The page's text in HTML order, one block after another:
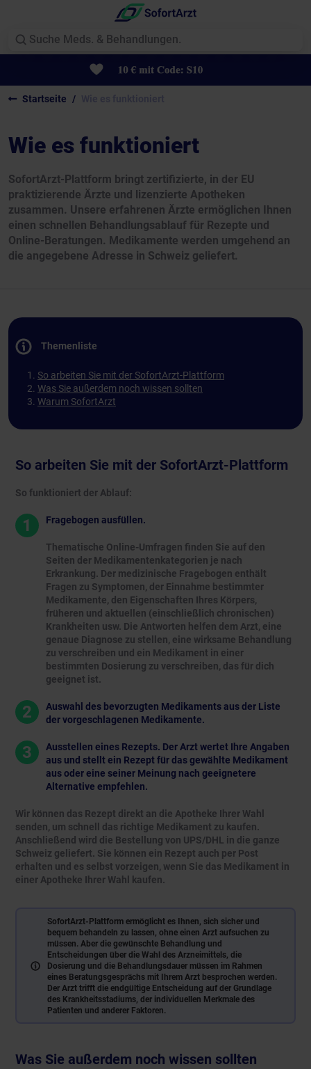
Startseite
Wie es funktioniert
SofortArzt-Plattform bringt zertifizierte, in der EU
praktizierende Ärzte und lizenzierte Apotheken
zusammen. Unsere erfahrenen Ärzte ermöglichen Ihnen
einen schnellen Behandlungsablauf für Rezepte und
Online-Beratungen. Medikamente werden umgehend an
die angegebene Adresse in Schweiz geliefert.
So arbeiten Sie mit der SofortArzt-Plattform
So funktioniert der Ablauf:
1 Fragebogen ausfüllen.
Thematische Online-Umfragen finden Sie auf den
Seiten der Medikamentenkategorien je nach
Erkrankung. Der medizinische Fragebogen enthält
Fragen zu Symptomen, der Einnahme bestimmter
Medikamente, den Eigenschaften Ihres Körpers,
früheren und aktuellen (einschließlich chronischen)
Krankheiten usw. Die Antworten helfen dem Arzt, eine
genaue Diagnose zu stellen, eine wirksame Behandlung
zu verschreiben und ein Medikament in einer
bestimmten Dosierung zu verschreiben, das für dich
geeignet ist.
2
Auswahl des bevorzugten Medikaments aus der Liste
der vorgeschlagenen Medikamente.
3
Ausstellen eines Rezepts. Der Arzt wertet Ihre Angaben
aus und stellt ein Rezept für das gewählte Medikament
aus oder eine seiner Meinung nach geeignetere
Alternative empfehlen.
Wir können das Rezept direkt an die Apotheke Ihrer Wahl
senden, um schnell das richtige Medikament zu kaufen.
Anschließend wird die Bestellung von UPS/DHL in die ganze
Schweiz geliefert. Sie können ein Rezept auch per Post
erhalten und es selbst vorzeigen, wenn Sie das Medikament in
einer Apotheke Ihrer Wahl kaufen.
SofortArzt-Plattform ermöglicht es Ihnen, sich sicher und
bequem behandeln zu lassen, ohne einen Arzt aufsuchen zu
müssen. Aber die gewünschte Behandlung und
Entscheidungen über die Wahl des Arzneimittels, die
Dosierung und die Behandlungsdauer müssen im Rahmen
eines Beratungsgesprächs mit Ihrem Arzt besprochen werden.
Der Arzt trifft die endgültige Entscheidung auf der Grundlage
des Krankheitsstadiums, der individuellen Merkmale des
Patienten und anderer Faktoren.
Was Sie außerdem noch wissen sollten
Themenliste
So arbeiten Sie mit der SofortArzt-Plattform
Was Sie außerdem noch wissen sollten
Warum SofortArzt